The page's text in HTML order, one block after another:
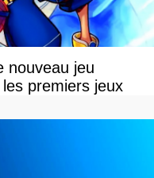
nouveau jeu
premiers jeux